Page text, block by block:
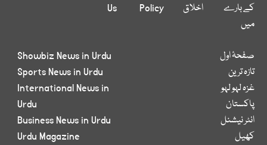
کے بارے
میں
اخلاق
Policy
Us
صفحۂ اول
تازہ ترین
غزہ لہو لہو
پاکستان
انٹر نیشنل
کھیل
Showbiz News in Urdu
Sports News in Urdu
International News in
Urdu
Business News in Urdu
Urdu Magazine